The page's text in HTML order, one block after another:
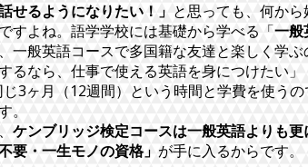
せるようになりたい！」 と思っても、何か
すよね。語学学校には基礎から学べる「一般
一般英語コースで多国籍な友達と楽しく学
るなら、仕事で使える英語を身につけたい
3ヶ月（12週間）という時間と学費を使う
。
ケンブリッジ検定コースは一般英語よりも
要・一生モノの資格」 が手に入るからです。